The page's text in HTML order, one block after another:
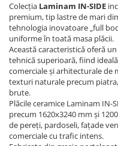
ONYX
OXIDATIO
PADOUK
PARKER
PATAGONIA
PENNSLATE
PETRAVIVA
PIERRE BLACK
PIETRA DI VALS
Colecția Laminam IN-SIDE
premium, tip lastre de mari
tehnologia inovatoare „full
uniforme în toată masa plăcii.
Această caracteristică oferă
tehnică superioară, fiind
comerciale și arhitecturale de
texturi naturale precum
brute.
Plăcile ceramice Laminam IN-
precum 1620x3240 mm și
de pereți, pardoseli, fațade
comerciale cu trafic intens.